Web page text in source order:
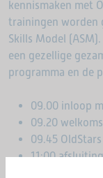
kennismaken met
trainingen worden
Skills Model
een gezellige
programma en de
09.00 inloop
09.20
09.45
11:00